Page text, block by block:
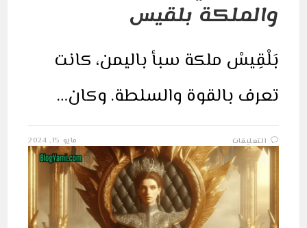
والملكة بلقيس
بَلْقِيسْ ملكة سبأ باليمن، كانت
تعرف بالقوة والسلطة. وكان…
التعليقاتقصة
نبي
الله
سليمان
والملكة
بلقيس
مغلقة
مايو 15, 2024